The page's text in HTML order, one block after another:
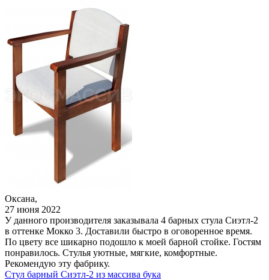
Оксана,
27 июня 2022
У данного производителя заказывала 4 барных стула Сиэтл-2
в оттенке Мокко 3. Доставили быстро в оговоренное время.
По цвету все шикарно подошло к моей барной стойке. Гостям
понравилось. Стулья уютные, мягкие, комфортные.
Рекомендую эту фабрику.
Стул барный Сиэтл-2 из массива бука